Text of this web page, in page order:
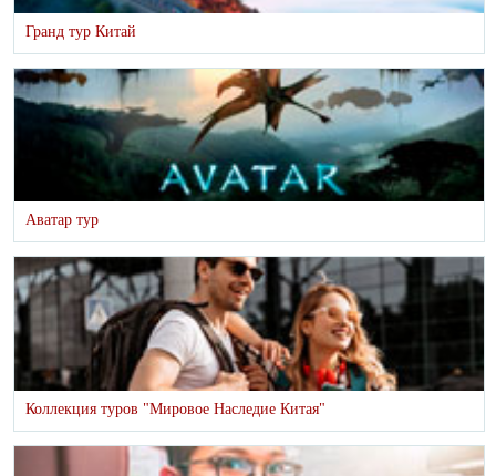
Гранд тур Китай
Аватар тур
Коллекция туров "Мировое Наследие Китая"